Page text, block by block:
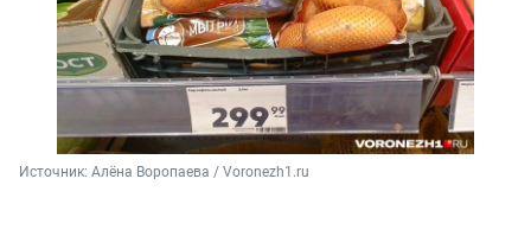
Источник: Алёна Воропаева / Voronezh1.ru